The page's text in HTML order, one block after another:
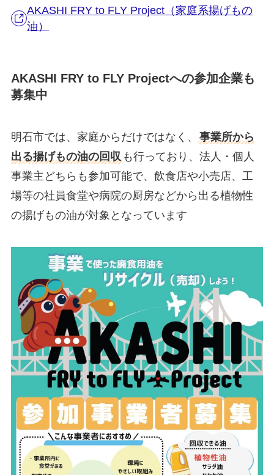
AKASHI FRY to FLY Project（家庭系揚げもの
油）
AKASHI FRY to FLY Projectへの参加企業も
募集中
明石市では、家庭からだけではなく、
事業所から
出る揚げもの油の回収 も行っており、法人・個人
事業主どちらも参加可能で、飲食店や小売店、工
場等の社員食堂や病院の厨房などから出る植物性
の揚げもの油が対象となっています